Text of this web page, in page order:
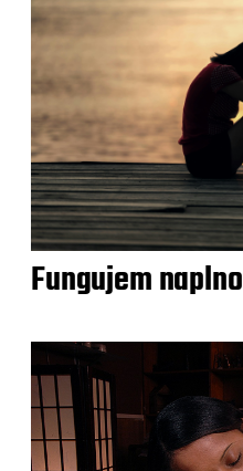
Fungujem naplno